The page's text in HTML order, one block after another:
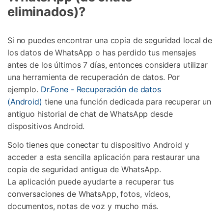
eliminados)?
Si no puedes encontrar una copia de seguridad local de
los datos de WhatsApp o has perdido tus mensajes
antes de los últimos 7 días, entonces considera utilizar
una herramienta de recuperación de datos. Por
ejemplo. Dr.Fone - Recuperación de datos
(Android) tiene una función dedicada para recuperar un
antiguo historial de chat de WhatsApp desde
dispositivos Android.
Solo tienes que conectar tu dispositivo Android y
acceder a esta sencilla aplicación para restaurar una
copia de seguridad antigua de WhatsApp.
La aplicación puede ayudarte a recuperar tus
conversaciones de WhatsApp, fotos, vídeos,
documentos, notas de voz y mucho más.